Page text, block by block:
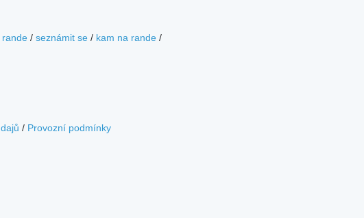
rande / seznámit se / kam na rande /
/ Provozní podmínky